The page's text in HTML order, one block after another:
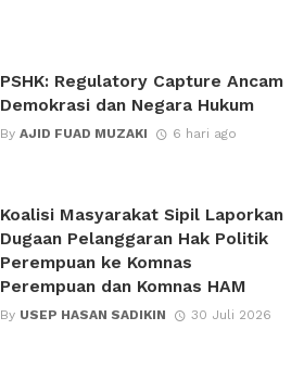
PSHK: Regulatory Capture Ancam
Demokrasi dan Negara Hukum
By AJID FUAD MUZAKI 6 hari ago
Koalisi Masyarakat Sipil Laporkan
Dugaan Pelanggaran Hak Politik
Perempuan ke Komnas
Perempuan dan Komnas HAM
By USEP HASAN SADIKIN 30 Juli 2026